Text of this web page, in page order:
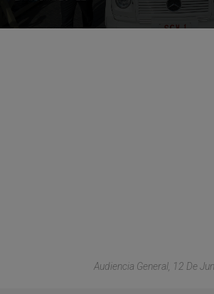
Audiencia General, 12 De